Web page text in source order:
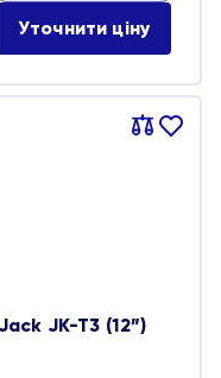
Уточнити ціну
Порівняти
В
JK-T3 (12”)